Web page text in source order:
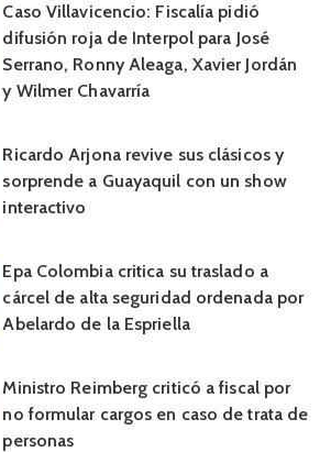
Caso Villavicencio: Fiscalía pidió
difusión roja de Interpol para José
Serrano, Ronny Aleaga, Xavier Jordán
y Wilmer Chavarría
Ricardo Arjona revive sus clásicos y
sorprende a Guayaquil con un show
interactivo
Epa Colombia critica su traslado a
cárcel de alta seguridad ordenada por
Abelardo de la Espriella
Ministro Reimberg criticó a fiscal por
no formular cargos en caso de trata de
personas